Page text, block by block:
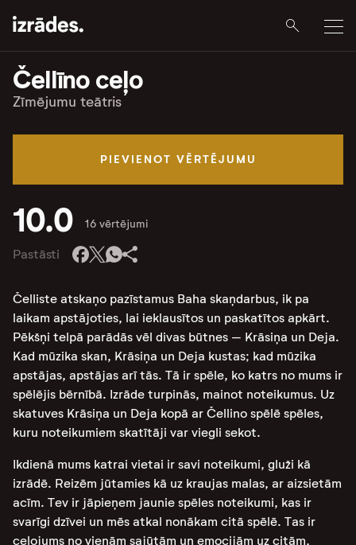
Čellīno ceļo
Zīmējumu teātris
PIEVIENOT VĒRTĒJUMU
10.0 16 vērtējumi
Pastāsti
Čelliste atskaņo pazīstamus Baha skaņdarbus, ik pa
laikam apstājoties, lai ieklausītos un paskatītos apkārt.
Pēkšņi telpā parādās vēl divas būtnes – Krāsiņa un Deja.
Kad mūzika skan, Krāsiņa un Deja kustas; kad mūzika
apstājas, apstājas arī tās. Tā ir spēle, ko katrs no mums ir
spēlējis bērnībā. Izrāde turpinās, mainot noteikumus. Uz
skatuves Krāsiņa un Deja kopā ar Čellino spēlē spēles,
kuru noteikumiem skatītāji var viegli sekot.
Ikdienā mums katrai vietai ir savi noteikumi, gluži kā
izrādē. Reizēm jūtamies kā uz kraujas malas, ar aizsietām
acīm. Tev ir jāpieņem jaunie spēles noteikumi, kas ir
svarīgi dzīvei un mēs atkal nonākam citā spēlē. Tas ir
ceļojums no vienām sajūtām un emocijām uz citām,